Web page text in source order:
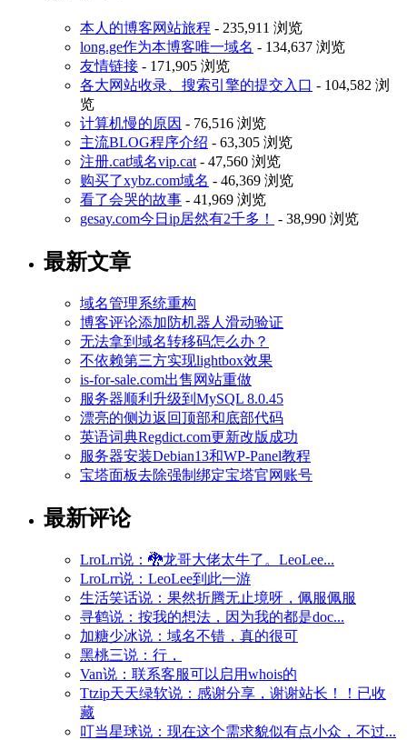
本人的博客网站旅程 - 235,911 浏览
long.ge作为本博客唯一域名 - 134,637 浏览
友情链接 - 171,905 浏览
各大网站收录、搜索引擎的提交入口 - 104,582 浏
览
计算机慢的原因 - 76,516 浏览
主流BLOG程序介绍 - 63,305 浏览
注册.cat域名vip.cat - 47,560 浏览
购买了xybz.com域名 - 46,369 浏览
看了会哭的故事 - 41,969 浏览
gesay.com今日ip居然有2千多！
- 38,990 浏览
最新文章
域名管理系统重构
博客评论添加防机器人滑动验证
无法拿到域名转移码怎么办？
不依赖第三方实现lightbox效果
is-for-sale.com出售网站重做
服务器顺利升级到MySQL 8.0.45
漂亮的侧边返回顶部和底部代码
英语词典Regdict.com更新改版成功
服务器安装Debian13和WP-Panel教程
宝塔面板去除强制绑定宝塔官网账号
最新评论
LroLrr说：🐉龙哥大佬太牛了。LeoLee...
LroLrr说：LeoLee到此一游
生活笑话说：果然折腾无止境呀，佩服佩服
寻鹤说：按我的想法，因为我的都是doc...
加糖少冰说：域名不错，真的很可
黑桃三说：行，
Van说：联系客服可以启用whois的
Ttzip天天绿软说：感谢分享，谢谢站长！！已收
藏
叮当星球说：现在这个需求貌似有点小众，不过...